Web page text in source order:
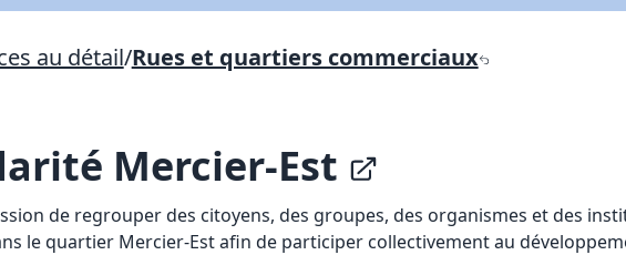
au détail/Rues et quartiers commerciaux
Mercier-Est
de regrouper des citoyens, des groupes, des organismes et des
le quartier Mercier-Est afin de participer collectivement au
X Fermer